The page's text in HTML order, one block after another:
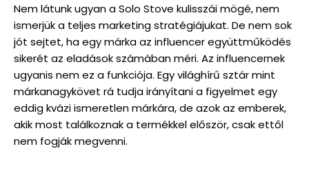
Nem látunk ugyan a Solo Stove kulisszái mögé, nem
ismerjük a teljes marketing stratégiájukat. De nem sok
jót sejtet, ha egy márka az influencer együttműködés
sikerét az eladások számában méri. Az influencernek
ugyanis nem ez a funkciója. Egy világhírű sztár mint
márkanagykövet rá tudja irányítani a figyelmet egy
eddig kvázi ismeretlen márkára, de azok az emberek,
akik most találkoznak a termékkel először, csak ettől
nem fogják megvenni.